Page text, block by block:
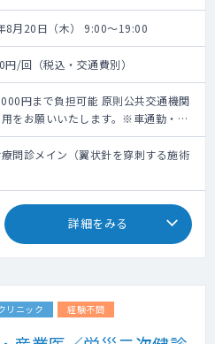
8月20日（木） 9:00～19:00
/回（税込・交通費別）
円まで負担可能 原則公共交通機関
をお願いいたします。※車通勤・タ
用要相談
問診メイン（翼状針を穿刺する施術
詳細をみる
リニック 経験不問